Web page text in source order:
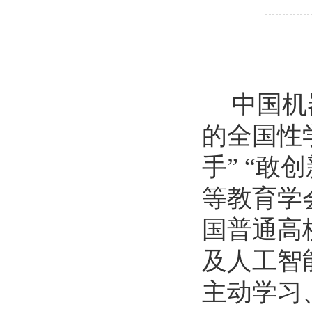
中国
的全国性
手” “敢
等教育学
国普通
及人工智
主动学习